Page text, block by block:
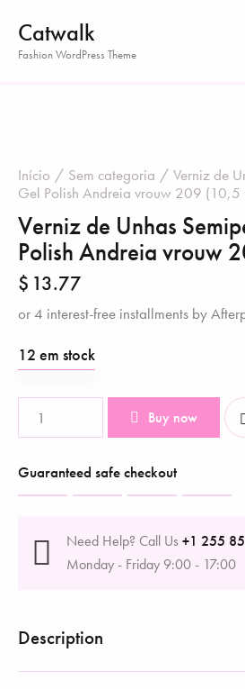
Catwalk
Fashion WordPress Theme
Início Sem categoria
Verniz de
Gel Polish Andreia vrouw 209 (10,5
Verniz de Unhas
Polish Andreia vrouw
$ 13.77
or 4 interest-free installments by
12 em stock
Buy now
Guaranteed safe checkout
Need Help? Call Us +1 255
Monday - Friday 9:00 - 17:00
Description